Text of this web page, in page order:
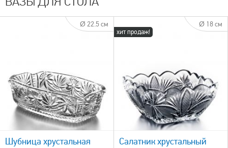
Ø 22.5 см
Шубница хрустальная
хит продаж!
Ø 18 см
быстрый просмотр
Салатник хрустальный